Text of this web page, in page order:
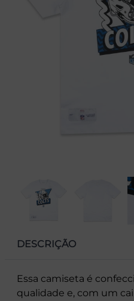
DESCRIÇÃO
Essa camiseta é
qualidade e, com um